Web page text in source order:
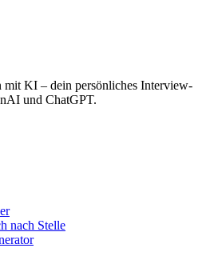
mit KI – dein persönliches Interview-
und ChatGPT.
nach Stelle